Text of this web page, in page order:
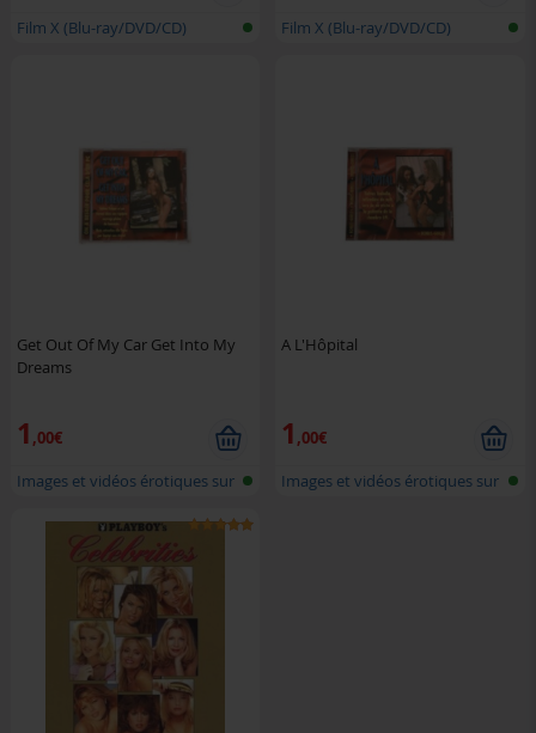
Film X (Blu-ray/DVD/CD)
Film X (Blu-ray/DVD/CD)
Get Out Of My Car Get Into My
Dreams
1 ,00€
Images et vidéos érotiques sur
A L'Hôpital
1 ,00€
Images et vidéos érotiques sur